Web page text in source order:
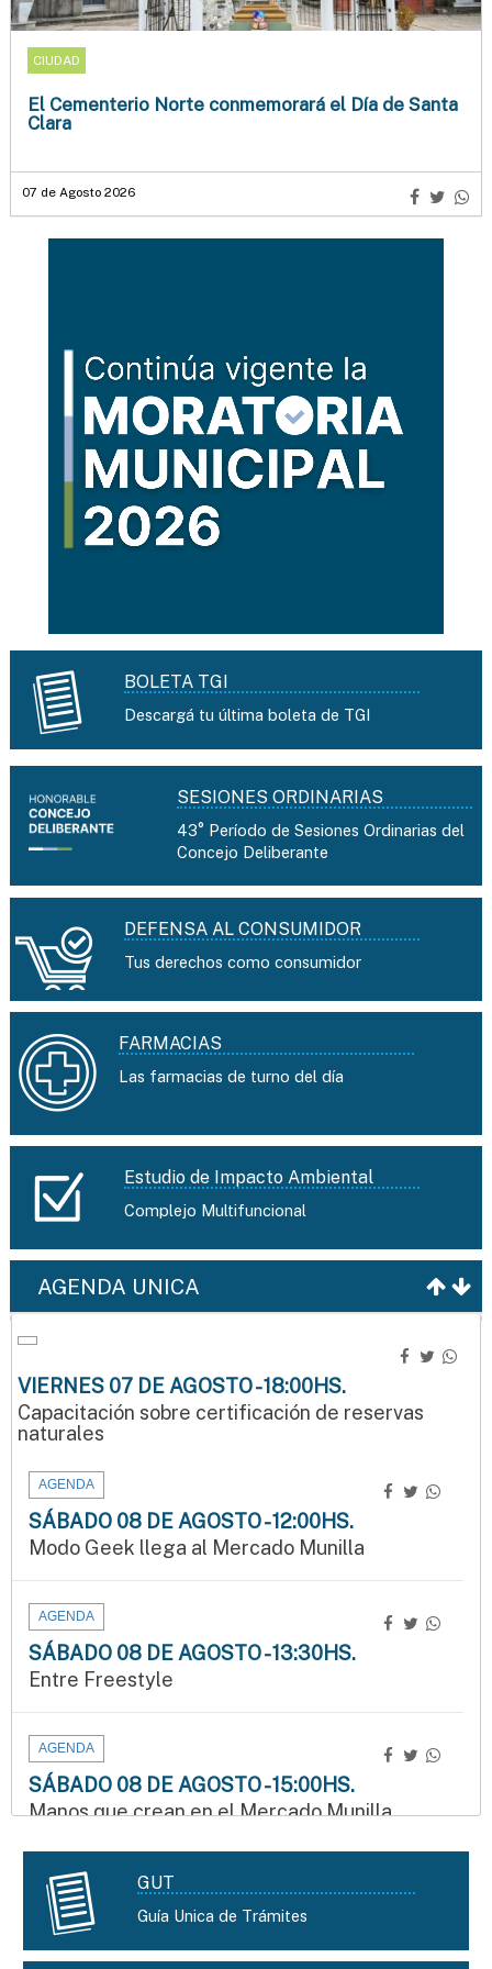
CIUDAD
El Cementerio Norte conmemorará el Día de Santa
Clara
07 de Agosto 2026
BOLETA TGI
Descargá tu última boleta de TGI
SESIONES ORDINARIAS
43° Período de Sesiones Ordinarias del
Concejo Deliberante
DEFENSA AL CONSUMIDOR
Tus derechos como consumidor
FARMACIAS
Las farmacias de turno del día
Estudio de Impacto Ambiental
Complejo Multifuncional
AGENDA UNICA
VIERNES 07 DE AGOSTO - 18:00HS.
Capacitación sobre certificación de reservas
naturales
AGENDA
SÁBADO 08 DE AGOSTO - 12:00HS.
Modo Geek llega al Mercado Munilla
AGENDA
SÁBADO 08 DE AGOSTO - 13:30HS.
Entre Freestyle
AGENDA
SÁBADO 08 DE AGOSTO - 15:00HS.
Manos que crean en el Mercado Munilla
AGENDA
DOMINGO 09 DE AGOSTO - 09:30HS.
3.ª edición del Duatlón del Instituto Bértora
GUT
Guía Unica de Trámites